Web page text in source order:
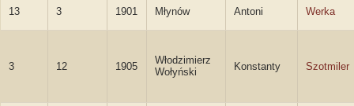
13 3 1901 Młynów Antoni Werka
3 12 1905
Włodzimierz
Wołyński
Konstanty Szotmiler